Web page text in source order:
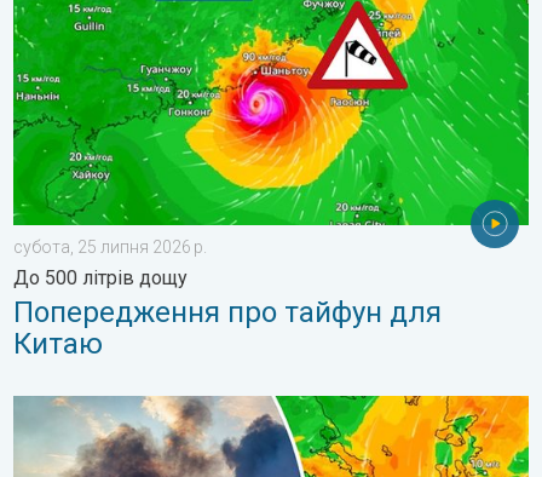
субота, 25 липня 2026 р.
До 500 літрів дощу
Попередження про тайфун для
Китаю
Лісові пожежі у Південно-Східній Європі. Спека й сильний